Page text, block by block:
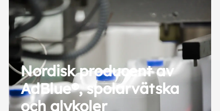
Nordisk producent av
AdBlue®, spolarvätska
och glykoler